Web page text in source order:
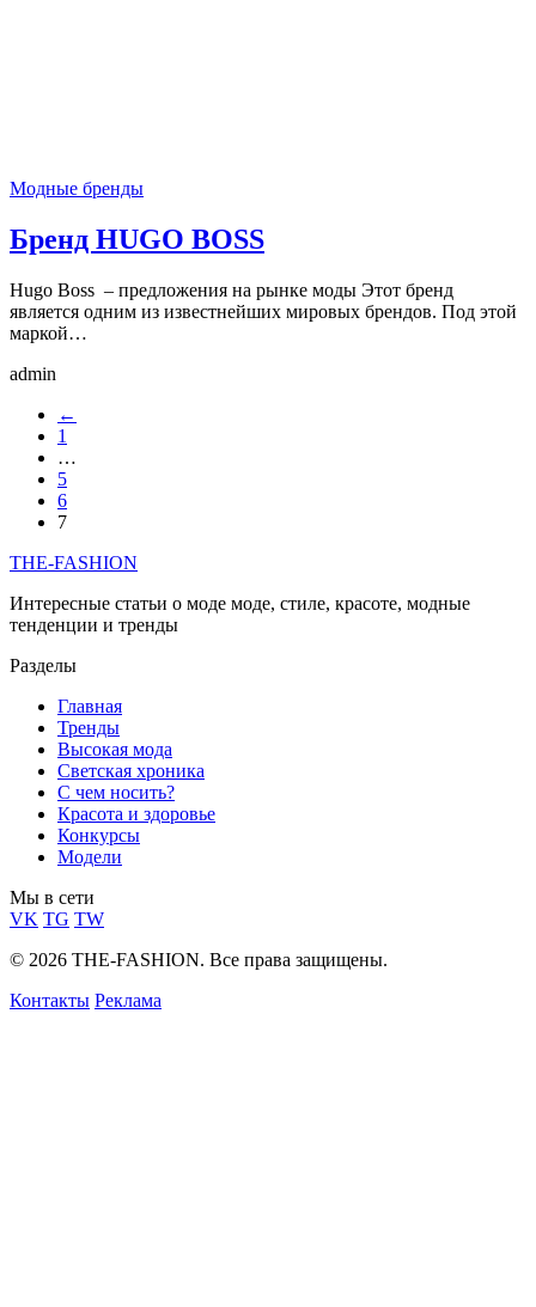
Модные бренды
Бренд HUGO BOSS
Hugo Boss – предложения на рынке моды Этот бренд
является одним из известнейших мировых брендов. Под этой
маркой…
admin
←
1
…
5
6
7
THE-FASHION
Интересные статьи о моде моде, стиле, красоте, модные
тенденции и тренды
Разделы
Главная
Тренды
Высокая мода
Светская хроника
С чем носить?
Красота и здоровье
Конкурсы
Модели
Мы в сети
VK TG TW
© 2026 THE-FASHION. Все права защищены.
Контакты Реклама